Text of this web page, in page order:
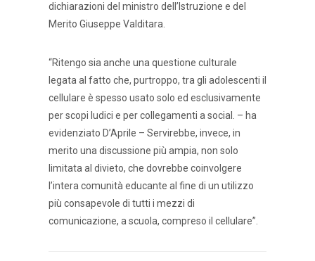
dichiarazioni del ministro dell’Istruzione e del
Merito Giuseppe Valditara.
“Ritengo sia anche una questione culturale
legata al fatto che, purtroppo, tra gli adolescenti il
cellulare è spesso usato solo ed esclusivamente
per scopi ludici e per collegamenti a social. – ha
evidenziato D’Aprile – Servirebbe, invece, in
merito una discussione più ampia, non solo
limitata al divieto, che dovrebbe coinvolgere
l’intera comunità educante al fine di un utilizzo
più consapevole di tutti i mezzi di
comunicazione, a scuola, compreso il cellulare”.